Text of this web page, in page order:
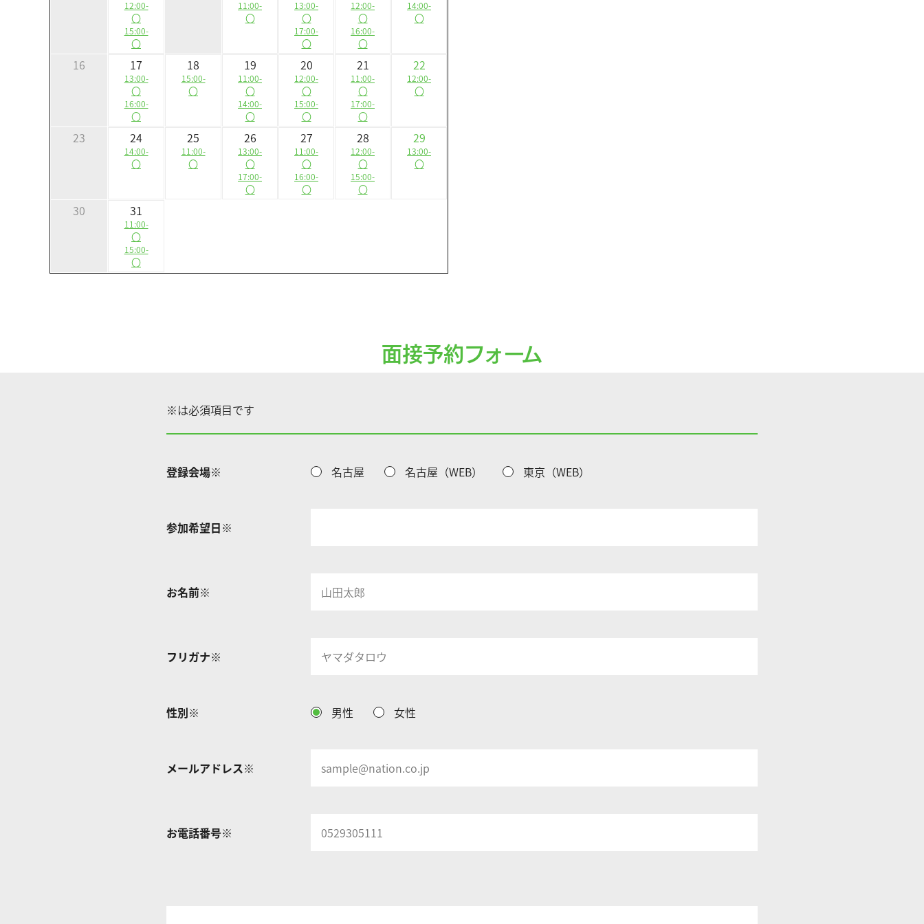
12:00-
〇
15:00-
〇
11:00-
〇
13:00-
〇
17:00-
〇
12:00-
〇
16:00-
〇
14:00-
〇
16 17
13:00-
〇
16:00-
〇
18
15:00-
〇
19
11:00-
〇
14:00-
〇
20
12:00-
〇
15:00-
〇
21
11:00-
〇
17:00-
〇
22
12:00-
〇
23 24
14:00-
〇
25
11:00-
〇
26
13:00-
〇
17:00-
〇
27
11:00-
〇
16:00-
〇
28
12:00-
〇
15:00-
〇
29
13:00-
〇
30 31
11:00-
〇
15:00-
〇
面接予約フォーム
※は必須項目です
登録会場※ 名古屋 名古屋（WEB） 東京（WEB）
参加希望日※
お名前※
フリガナ※
性別※ 男性 女性
メールアドレス※
お電話番号※